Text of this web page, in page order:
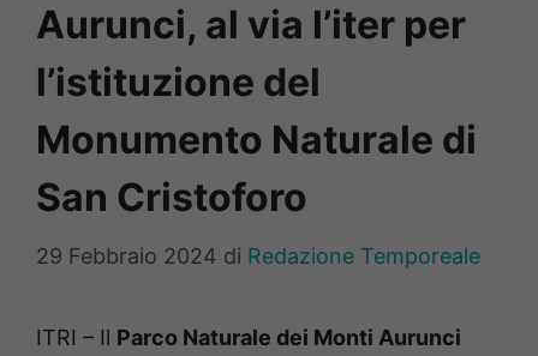
Aurunci, al via l’iter per
l’istituzione del
Monumento Naturale di
San Cristoforo
29 Febbraio 2024 di Redazione Temporeale
ITRI – Il Parco Naturale dei Monti Aurunci